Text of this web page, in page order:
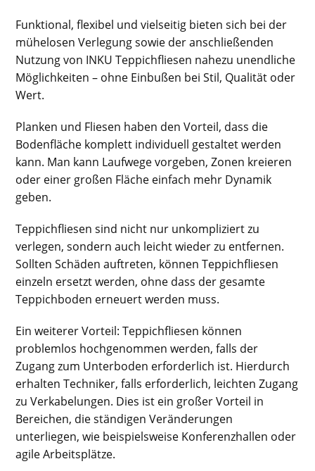
Funktional, flexibel und vielseitig bieten sich bei der
mühelosen Verlegung sowie der anschließenden
Nutzung von INKU Teppichfliesen nahezu unendliche
Möglichkeiten – ohne Einbußen bei Stil, Qualität oder
Wert.
Planken und Fliesen haben den Vorteil, dass die
Bodenfläche komplett individuell gestaltet werden
kann. Man kann Laufwege vorgeben, Zonen kreieren
oder einer großen Fläche einfach mehr Dynamik
geben.
Teppichfliesen sind nicht nur unkompliziert zu
verlegen, sondern auch leicht wieder zu entfernen.
Sollten Schäden auftreten, können Teppichfliesen
einzeln ersetzt werden, ohne dass der gesamte
Teppichboden erneuert werden muss.
Ein weiterer Vorteil: Teppichfliesen können
problemlos hochgenommen werden, falls der
Zugang zum Unterboden erforderlich ist. Hierdurch
erhalten Techniker, falls erforderlich, leichten Zugang
zu Verkabelungen. Dies ist ein großer Vorteil in
Bereichen, die ständigen Veränderungen
unterliegen, wie beispielsweise Konferenzhallen oder
agile Arbeitsplätze.